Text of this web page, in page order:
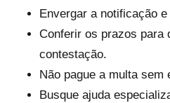
Envergar a notificação
Conferir os prazos para
contestação.
Não pague a multa
Busque ajuda